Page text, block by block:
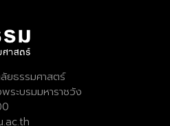
ยธรรมศาสตร์
ระบรมมหาราชวัง